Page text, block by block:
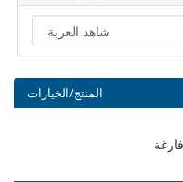
المنتج/الخيارات